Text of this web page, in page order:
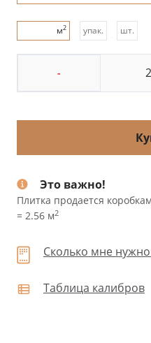
м2 упак. шт.
-
Это важно!
Плитка продается
= 2.56 м2
Сколько мне
Таблица калибров